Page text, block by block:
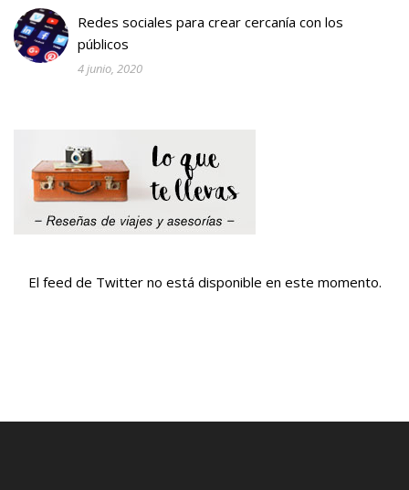
Redes sociales para crear cercanía con los
públicos
4 junio, 2020
El feed de Twitter no está disponible en este momento.